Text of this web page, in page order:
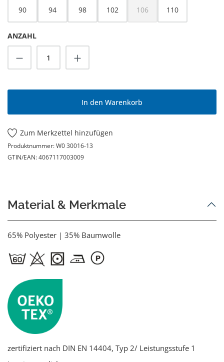
90 94 98 102 106
(Diese Option ist zurzeit
110
ANZAHL
Produkt Anzahl: Gib den gewünschten
In den Warenkorb
Zum Merkzettel hinzufügen
Produktnummer:W0 30016-13
GTIN/EAN:4067117003009
Material & Merkmale
65% Polyester | 35% Baumwolle
zertifiziert nach DIN EN 14404, Typ 2/ Leistungsstufe 1